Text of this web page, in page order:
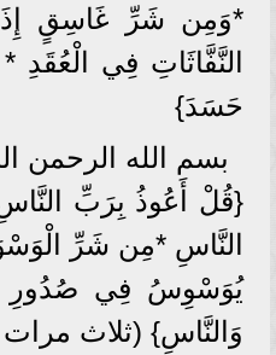
*وَمِن شَرِّ غَاسِقٍ
النَّفَّاثَاتِ فِي
حَسَدَ}
بسم الله الرحمن
{قُلْ أَعُوذُ بِرَبِّ
النَّاسِ *مِن شَرِّ
يُوَسْوِسُ فِي صُدُورِ
وَالنَّاسِ} (ثلاث